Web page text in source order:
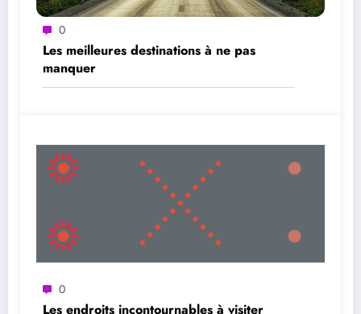
0
Les meilleures destinations à ne pas
manquer
0
Les endroits incontournables à visiter